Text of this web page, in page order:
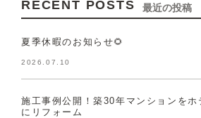
RECENT POSTS 最近の投稿
夏季休暇のお知らせ🌻
2026.07.10
施工事例公開！築30年マンションをホ
にリフォーム